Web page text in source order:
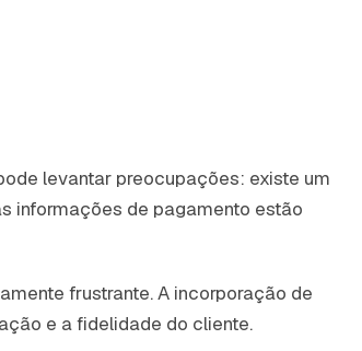
levantar preocupações: existe um
informações de pagamento estão
frustrante. A incorporação de
e a fidelidade do cliente.